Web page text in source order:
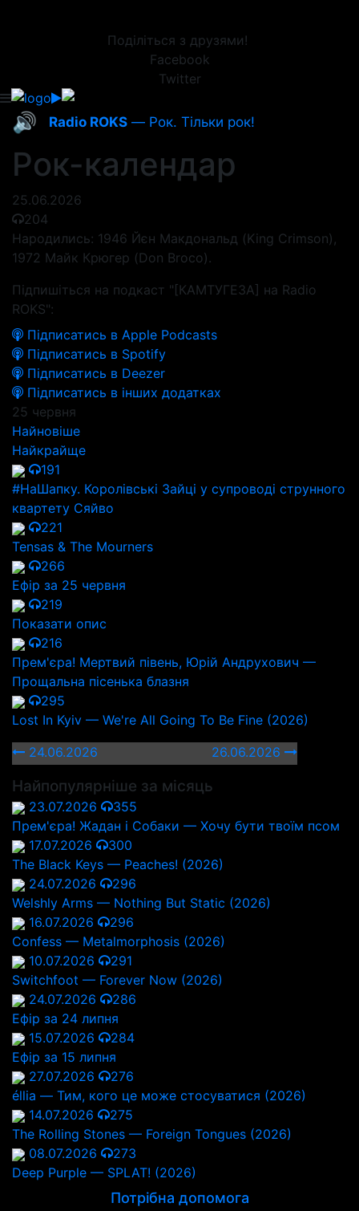
Поділіться з друзями!
Facebook
Twitter
🔊 Radio ROKS — Рок. Тільки рок!
Рок-календар
25.06.2026
204
Народились: 1946 Йєн Макдональд (King Crimson),
1972 Майк Крюгер (Don Broco).
Підпишіться на подкаст "[КАМТУГЕЗА] на Radio
ROKS":
Підписатись в Apple Podcasts
Підписатись в Spotify
Підписатись в Deezer
Підписатись в інших додатках
25 червня
Найновіше
Найкрайще
191
#НаШапку. Королівські Зайці у супроводі струнного
квартету Сяйво
221
Tensas & The Mourners
266
Ефір за 25 червня
219
Показати опис
216
Прем'єра! Мертвий півень, Юрій Андрухович —
Прощальна пісенька блазня
295
Lost In Kyiv — We're All Going To Be Fine (2026)
24.06.2026
26.06.2026
Найпопулярніше за місяць
23.07.2026
355
Прем'єра! Жадан і Собаки — Хочу бути твоїм псом
17.07.2026
300
The Black Keys — Peaches! (2026)
24.07.2026
296
Welshly Arms — Nothing But Static (2026)
16.07.2026
296
Confess — Metalmorphosis (2026)
10.07.2026
291
Switchfoot — Forever Now (2026)
24.07.2026
286
Ефір за 24 липня
15.07.2026
284
Ефір за 15 липня
27.07.2026
276
éllia — Тим, кого це може стосуватися (2026)
14.07.2026
275
The Rolling Stones — Foreign Tongues (2026)
08.07.2026
273
Deep Purple — SPLAT! (2026)
Потрібна допомога